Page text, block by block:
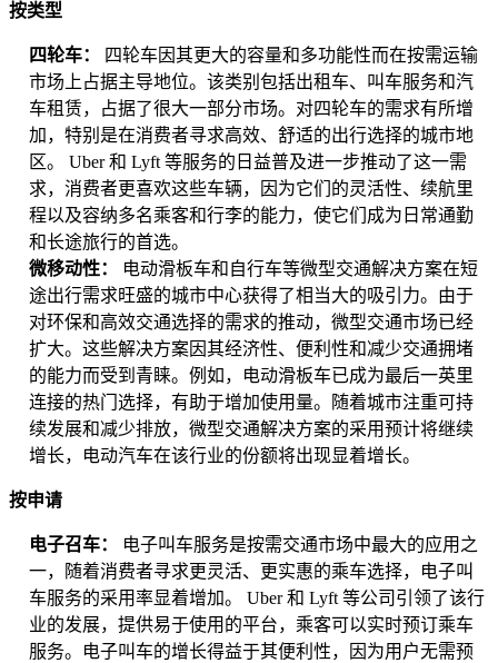
按类型
四轮车：
四轮车因其更大的容量和多功能性而在按需运输
市场上占据主导地位。该类别包括出租车、叫车服务和汽
车租赁，占据了很大一部分市场。对四轮车的需求有所增
加，特别是在消费者寻求高效、舒适的出行选择的城市地
区。 Uber 和 Lyft 等服务的日益普及进一步推动了这一需
求，消费者更喜欢这些车辆，因为它们的灵活性、续航里
程以及容纳多名乘客和行李的能力，使它们成为日常通勤
和长途旅行的首选。
微移动性：
电动滑板车和自行车等微型交通解决方案在短
途出行需求旺盛的城市中心获得了相当大的吸引力。由于
对环保和高效交通选择的需求的推动，微型交通市场已经
扩大。这些解决方案因其经济性、便利性和减少交通拥堵
的能力而受到青睐。例如，电动滑板车已成为最后一英里
连接的热门选择，有助于增加使用量。随着城市注重可持
续发展和减少排放，微型交通解决方案的采用预计将继续
增长，电动汽车在该行业的份额将出现显着增长。
按申请
电子召车：
电子叫车服务是按需交通市场中最大的应用之
一，随着消费者寻求更灵活、更实惠的乘车选择，电子叫
车服务的采用率显着增加。 Uber 和 Lyft 等公司引领了该行
业的发展，提供易于使用的平台，乘客可以实时预订乘车
服务。电子叫车的增长得益于其便利性，因为用户无需预